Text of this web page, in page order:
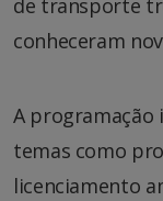
de transporte
conheceram
A programação
temas como
licenciamento